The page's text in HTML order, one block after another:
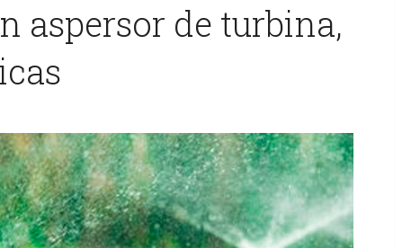
aspersor de turbina,